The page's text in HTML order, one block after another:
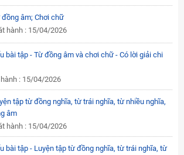
đồng âm; Chơi chữ
hành : 15/04/2026
bài tập - Từ đồng âm và chơi chữ - Có lời giải chi
: 15/04/2026
tập từ đồng nghĩa, từ trái nghĩa, từ nhiều nghĩa,
âm
hành : 15/04/2026
bài tập - Luyện tập từ đồng nghĩa, từ trái nghĩa, từ